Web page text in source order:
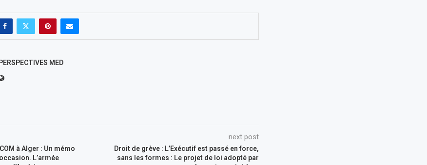
PERSPECTIVES MED
à Alger : Un mémo
L’armée
next post
Droit de grève : L’Exécutif est passé en force,
sans les formes : Le projet de loi adopté par